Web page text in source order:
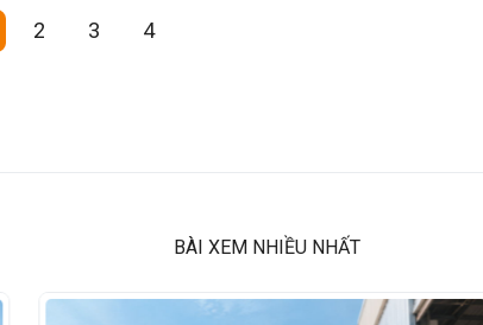
2 3 4
BÀI XEM NHIỀU NHẤT